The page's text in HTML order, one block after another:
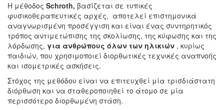
Η μέθοδος Schroth, βασίζεται σε τυπικές
φυσικοθεραπευτικές αρχές, αποτελεί επιστημονικά
αναγνωρισμένη προσέγγιση και είναι ένας συντηρητικός
τρόπος αντιμετώπισης της σκολίωσης, της κύφωσης και της
λόρδωσης, για ανθρώπους όλων των ηλικιών , κυρίως
παιδιών, που χρησιμοποιεί διορθωτικές τεχνικές αναπνοής
και ισομετρικές ασκήσεις.
Στόχος της μεθόδου είναι να επιτευχθεί μία τρισδιάστατη
διόρθωση και να σταθεροποιηθεί το άτομο σε μία
περισσότερο διορθωμένη στάση.